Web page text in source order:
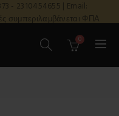
- 2310454655 | Email:
συμπεριλαμβάνεται ΦΠΑ
0